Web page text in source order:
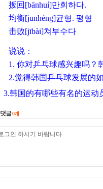
扳回 [bānhuí]만회하다.
均衡[jūnhéng]균형. 평형
击败[jībài]쳐부수다
说说：
1. 你对乒乓球感兴趣吗？
2.觉得韩国乒乓球发展的
3.韩国的有哪些有名的运动
댓글0개